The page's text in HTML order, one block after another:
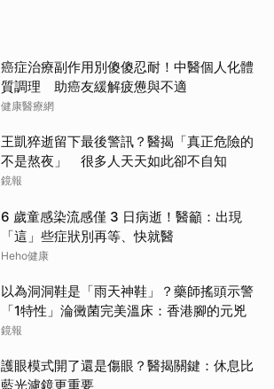
癌症治療副作用別傻傻忍耐！中醫個人化體
質調理 助癌友緩解疲憊與不適
健康醫療網
王凱猝逝留下最後警訊？醫揭「真正危險的
不是熬夜」 很多人天天如此卻不自知
鏡報
6 歲童感染流感僅 3 日病逝！醫籲：出現
「這」些症狀別再等、快就醫
Heho健康
以為洞洞鞋是「雨天神鞋」？藥師搖頭示警
「1特性」淪黴菌完美溫床：香港腳的元兇
鏡報
護眼模式開了還是傷眼？醫揭關鍵：休息比
藍光濾鏡更重要